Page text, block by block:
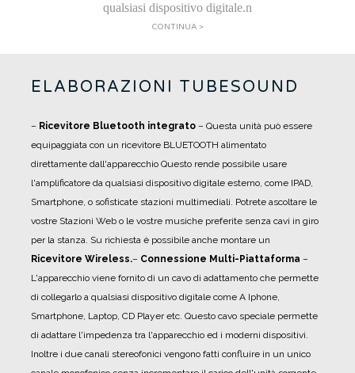
qualsiasi dispositivo digitale.n
CONTINUA >
ELABORAZIONI TUBESOUND
– Ricevitore Bluetooth integrato – Questa unità può essere
equipaggiata con un ricevitore BLUETOOTH alimentato
direttamente dall'apparecchio Questo rende possibile usare
l'amplificatore da qualsiasi dispositivo digitale esterno, come IPAD,
Smartphone, o sofisticate stazioni multimediali. Potrete ascoltare le
vostre Stazioni Web o le vostre musiche preferite senza cavi in giro
per la stanza. Su richiesta è possibile anche montare un
Ricevitore Wireless.– Connessione Multi-Piattaforma –
L'apparecchio viene fornito di un cavo di adattamento che permette
di collegarlo a qualsiasi dispositivo digitale come A Iphone,
Smartphone, Laptop, CD Player etc. Questo cavo speciale permette
di adattare l'impedenza tra l'apparecchio ed i moderni dispositivi.
Inoltre i due canali stereofonici vengono fatti confluire in un unico